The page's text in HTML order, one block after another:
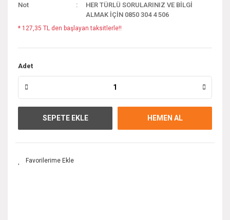
Not
HER TÜRLÜ SORULARINIZ VE BİLGİ
ALMAK İÇİN 0850 304 4 506
* 127,35 TL den başlayan taksitlerle!!
Adet
SEPETE EKLE HEMEN AL